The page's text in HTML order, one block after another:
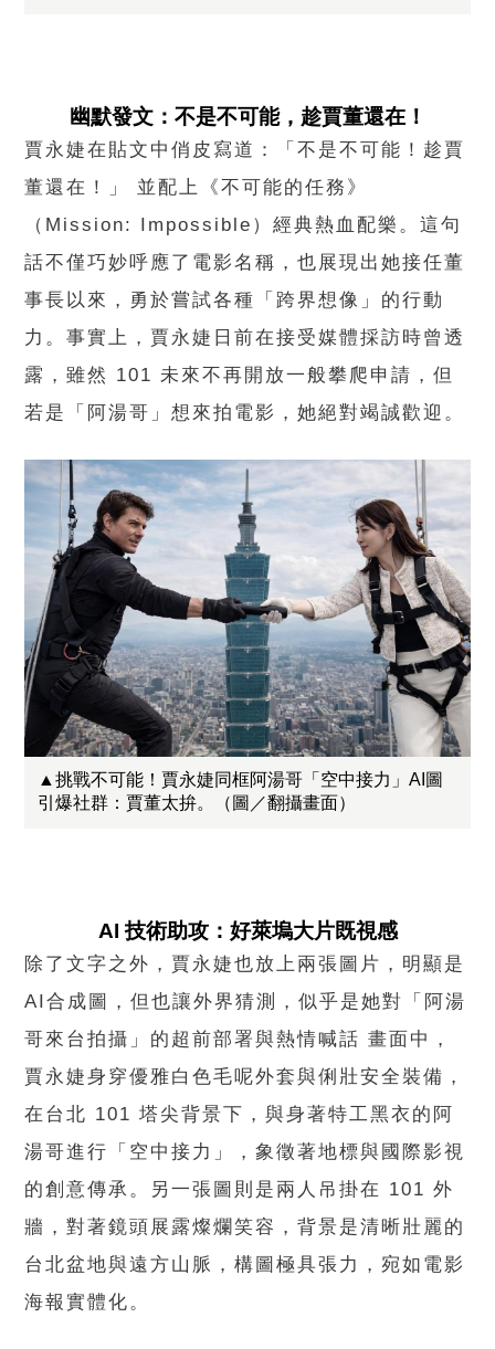
幽默發文：不是不可能，趁賈董還在！
賈永婕在貼文中俏皮寫道：「不是不可能！趁賈
董還在！」 並配上《不可能的任務》
（Mission: Impossible）經典熱血配樂。這句
話不僅巧妙呼應了電影名稱，也展現出她接任董
事長以來，勇於嘗試各種「跨界想像」的行動
力。事實上，賈永婕日前在接受媒體採訪時曾透
露，雖然 101 未來不再開放一般攀爬申請，但
若是「阿湯哥」想來拍電影，她絕對竭誠歡迎。
▲挑戰不可能！賈永婕同框阿湯哥「空中接力」AI圖
引爆社群：賈董太拚。（圖／翻攝畫面）
AI 技術助攻：好萊塢大片既視感
除了文字之外，賈永婕也放上兩張圖片，明顯是
AI合成圖，但也讓外界猜測，似乎是她對「阿湯
哥來台拍攝」的超前部署與熱情喊話 畫面中，
賈永婕身穿優雅白色毛呢外套與俐壯安全裝備，
在台北 101 塔尖背景下，與身著特工黑衣的阿
湯哥進行「空中接力」，象徵著地標與國際影視
的創意傳承。另一張圖則是兩人吊掛在 101 外
牆，對著鏡頭展露燦爛笑容，背景是清晰壯麗的
台北盆地與遠方山脈，構圖極具張力，宛如電影
海報實體化。